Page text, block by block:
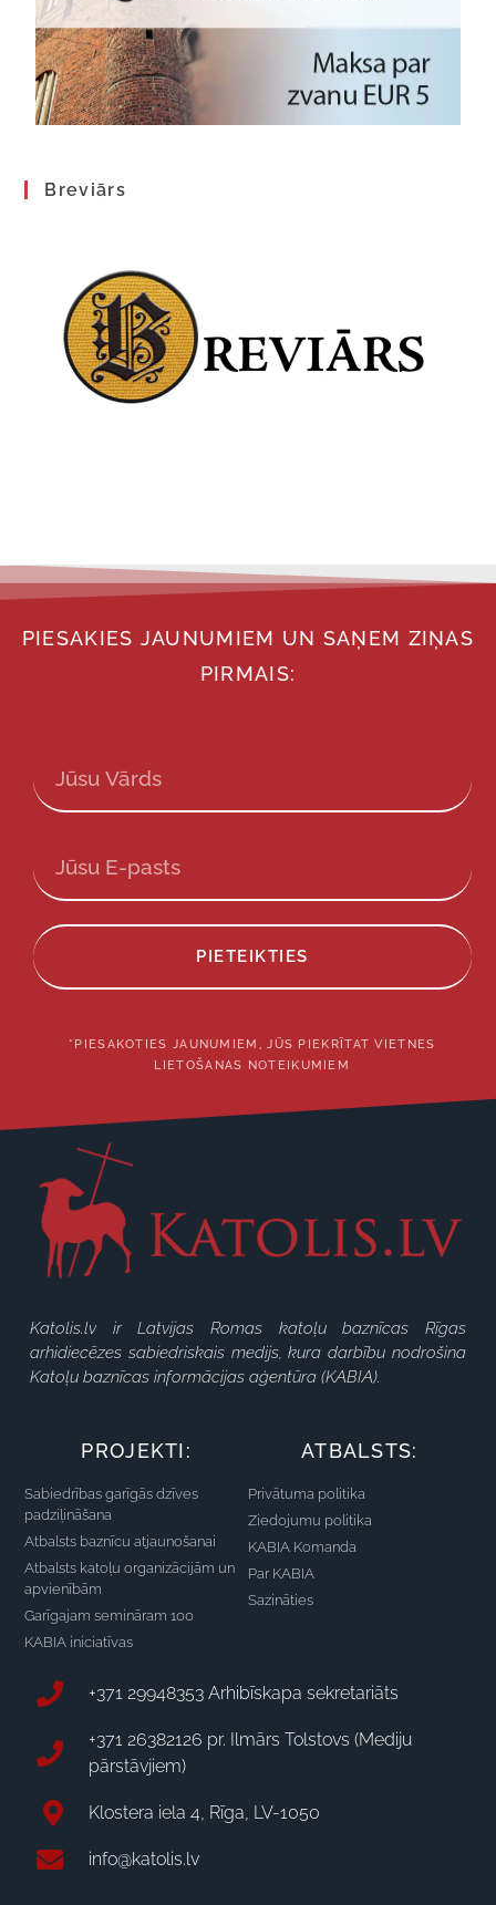
Breviārs
PIESAKIES JAUNUMIEM UN SAŅEM ZIŅAS
PIRMAIS:
PIETEIKTIES
*PIESAKOTIES JAUNUMIEM, JŪS PIEKRĪTAT VIETNES
LIETOŠANAS NOTEIKUMIEM
Katolis.lv ir Latvijas Romas katoļu baznīcas Rīgas
arhidiecēzes sabiedriskais medijs, kura darbību nodrošina
Katoļu baznīcas informācijas aģentūra (KABIA).
PROJEKTI:
Sabiedrības garīgās dzīves
padziļināšana
Atbalsts baznīcu atjaunošanai
Atbalsts katoļu organizācijām un
apvienībām
Garīgajam semināram 100
KABIA iniciatīvas
ATBALSTS:
Privātuma politika
Ziedojumu politika
KABIA Komanda
Par KABIA
Sazināties
+371 29948353 Arhibīskapa sekretariāts
+371 26382126 pr. Ilmārs Tolstovs (Mediju
pārstāvjiem)
Klostera iela 4, Rīga, LV-1050
info@katolis.lv